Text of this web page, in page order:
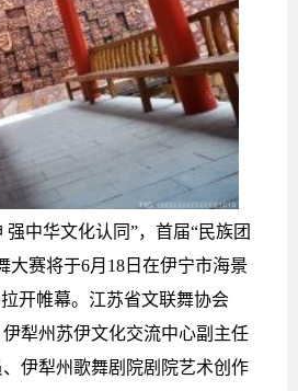
中华文化认同”，首届“民族团
大赛将于6月18日在伊宁市海景
开帷幕。江苏省文联舞协会
犁州苏伊文化交流中心副主任
伊犁州歌舞剧院剧院艺术创作